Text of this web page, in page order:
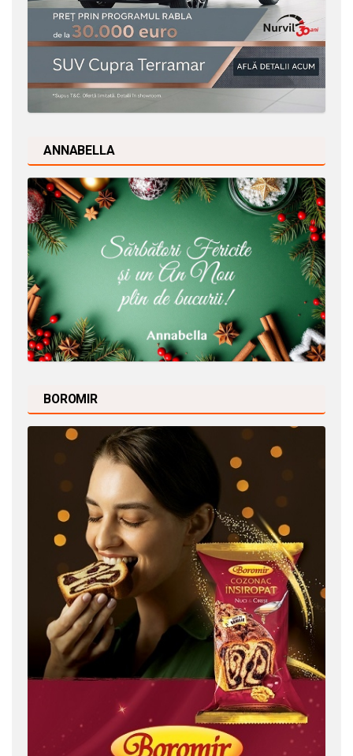
ANNABELLA
BOROMIR